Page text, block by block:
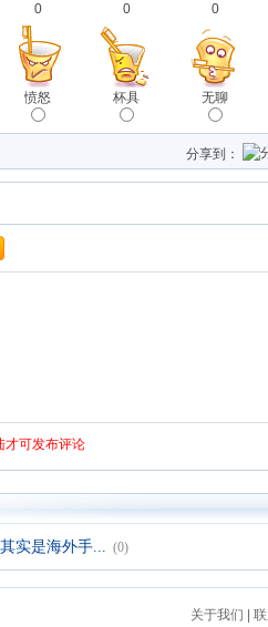
0
愤怒
0
杯具
0
无聊
分享到：
实是海外手... (0)
关于我们